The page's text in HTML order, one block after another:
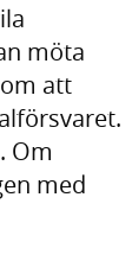
möta
att
Om
med